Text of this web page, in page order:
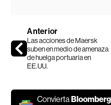
Anterior
Las acciones de Maersk
suben en medio de amenaza
de huelga portuaria en
EE.UU.
Convierta